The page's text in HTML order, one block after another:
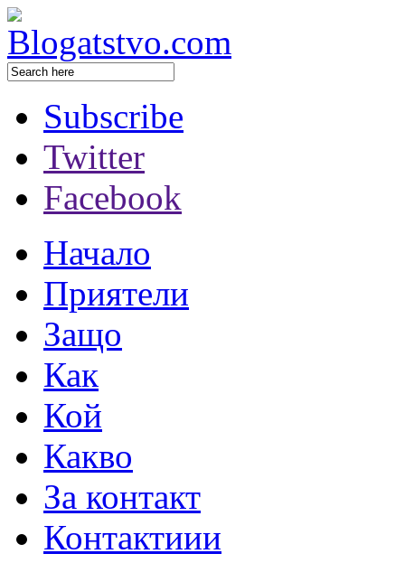
Subscribe
Twitter
Facebook
Начало
Приятели
Защо
Как
Кой
Какво
За контакт
Контактиии